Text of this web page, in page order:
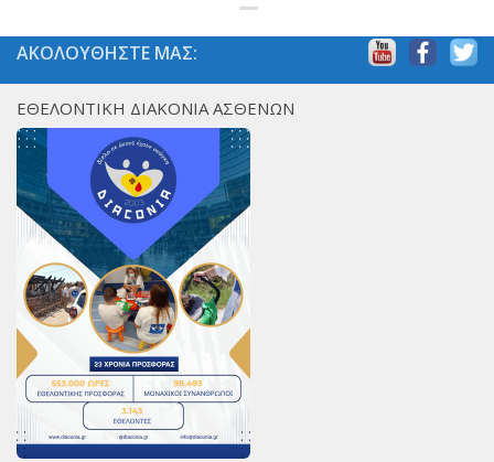
ΑΚΟΛΟΥΘΗΣΤΕ ΜΑΣ:
ΕΘΕΛΟΝΤΙΚΗ ΔΙΑΚΟΝΙΑ ΑΣΘΕΝΩΝ